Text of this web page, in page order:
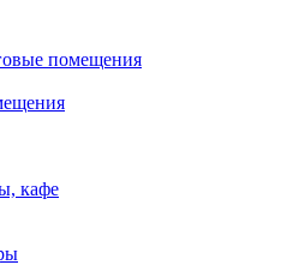
помещения
кафе